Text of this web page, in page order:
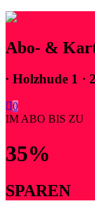
Abo- &
∙ Holzhude 1 ·
0
IM ABO BIS ZU
35%
SPAREN